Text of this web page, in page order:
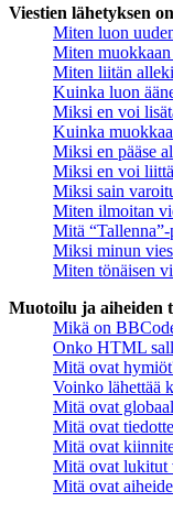
Viestien lähetyksen
Miten luon
Miten
Miten liitän
Kuinka luon
Miksi en voi
Kuinka
Miksi en pääse
Miksi en voi
Miksi sain
Miten ilmoitan
Mitä
Miksi minun
Miten tönäisen
Muotoilu ja aiheiden
Mikä on
Onko HTML
Mitä ovat
Voinko lähettää
Mitä ovat
Mitä ovat
Mitä ovat
Mitä ovat lukitut
Mitä ovat